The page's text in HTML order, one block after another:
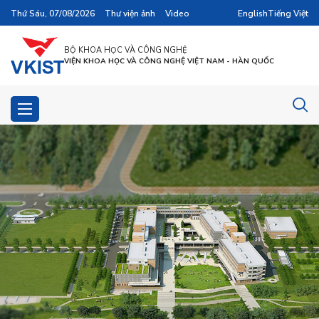
Thứ Sáu, 07/08/2026 Thư viện ảnh Video EnglishTiếng Việt
BỘ KHOA HỌC VÀ CÔNG NGHỆ
VIỆN KHOA HỌC VÀ CÔNG NGHỆ VIỆT NAM - HÀN QUỐC